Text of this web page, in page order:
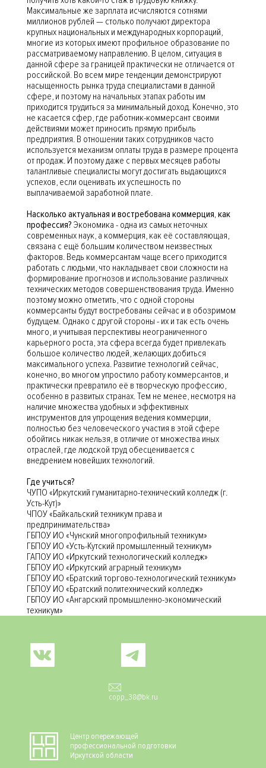
Максимальные же зарплата исчисляются сотнями
миллионов рублей — столько получают директора
крупных национальных и международных корпораций,
многие из которых имеют профильное образование по
рассматриваемому направлению. В целом, ситуация в
данной сфере за границей практически не отличается от
российской. Во всем мире тенденции демонстрируют
насыщенность рынка труда специалистами в данной
сфере, и поэтому на начальных этапах работы им
приходится трудиться за минимальный доход. Конечно, это
не касается сфер, где работник-коммерсант своими
действиями может приносить прямую прибыль
предприятия. В отношении таких сотрудников часто
используется механизм оплаты труда в размере процента
от продаж. И поэтому даже с первых месяцев работы
талантливые специалисты могут достигать выдающихся
успехов, если оценивать их успешность по
выплачиваемой заработной плате.
Насколько актуальная и востребована коммерция, как
профессия? Экономика - одна из самых неточных
современных наук, а коммерция, как её составляющая,
связана с ещё большим количеством неизвестных
факторов. Ведь коммерсантам чаще всего приходится
работать с людьми, что накладывает свои сложности на
формирование прогнозов и использование различных
технических методов совершенствования труда. Именно
поэтому можно отметить, что с одной стороны
коммерсанты будут востребованы сейчас и в обозримом
будущем. Однако с другой стороны - их и так есть очень
много, и учитывая перспективы неограниченного
карьерного роста, эта сфера всегда будет привлекать
большое количество людей, желающих добиться
максимального успеха. Развитие технологий сейчас,
конечно, во многом упростило работу коммерсантов, и
практически превратило её в творческую профессию,
особенно в развитых странах. Тем не менее, несмотря на
наличие множества удобных и эффективных
инструментов для упрощения ведения коммерции,
полностью без человеческого участия в этой сфере
обойтись никак нельзя, в отличие от множества иных
отраслей, где людской труд обесценивается с
внедрением новейших технологий.
Где учиться?
ЧУПО «Иркутский гуманитарно-технический колледж (г.
Усть-Кут)»
ЧПОУ «Байкальский техникум права и
предпринимательства»
ГБПОУ ИО «Чунский многопрофильный техникум»
ГБПОУ ИО «Усть-Кутский промышленный техникум»
ГАПОУ ИО «Иркутский технологический колледж»
ГБПОУ ИО «Иркутский аграрный техникум»
ГБПОУ ИО «Братский торгово-технологический техникум»
ГБПОУ ИО «Братский политехнический колледж»
ГБПОУ ИО «Ангарский промышленно-экономический
техникум»
Social
copp_38@bk.ru
Центр опережающей
профессиональной подготовки
Иркутской области